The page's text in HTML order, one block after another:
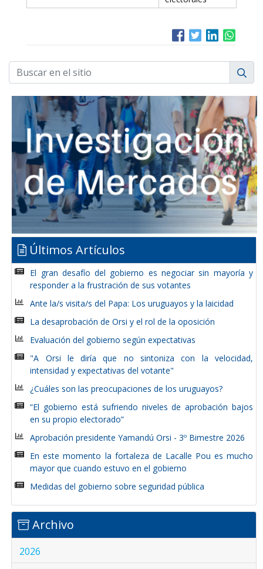
Últimos Artículos
El gran desafío del gobierno es negociar sin mayoría y
responder a la frustración de sus votantes
Ante la/s visita/s del Papa: Los uruguayos y la laicidad
La desaprobación de Orsi y el rol de la oposición
Evaluación del gobierno según expectativas
"A Orsi le diría que no sintoniza con la velocidad,
intensidad y expectativas del votante"
¿Cuáles son las preocupaciones de los uruguayos?
“El gobierno está sufriendo niveles de aprobación bajos
en su propio electorado”
Aprobación presidente Yamandú Orsi - 3º Bimestre 2026
En este momento la fortaleza de Lacalle Pou es mucho
mayor que cuando estuvo en el gobierno
Medidas del gobierno sobre seguridad pública
Archivo
2026